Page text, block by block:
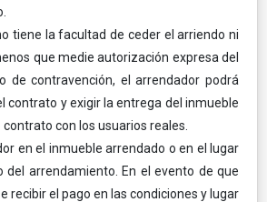
tiene la facultad de ceder el arriendo ni
que medie autorización expresa del
de contravención, el arrendador podrá
contrato y exigir la entrega del inmueble
con los usuarios reales.
en el inmueble arrendado o en el lugar
del arrendamiento. En el evento de que
recibir el pago en las condiciones y lugar